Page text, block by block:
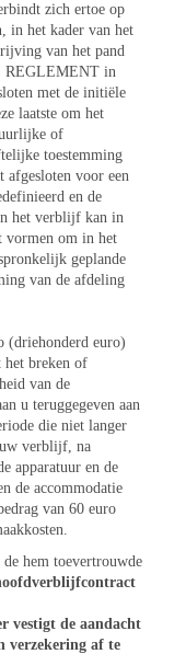
zich ertoe op
in het kader van het
van het pand
REGLEMENT in
met de initiële
laatste om het
of
toestemming
afgesloten voor een
en de
het verblijf kan in
vormen om in het
geplande
van de afdeling
(driehonderd euro)
het breken of
van de
u teruggegeven aan
die niet langer
uw verblijf, na
apparatuur en de
de accommodatie
van 60 euro
hem toevertrouwde
vestigt de aandacht
verzekering af te